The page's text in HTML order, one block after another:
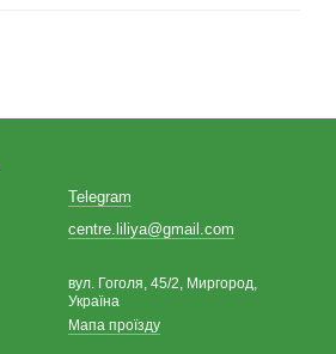
Telegram
centre.liliya@gmail.com
вул. Гоголя, 45/2, Миргород,
Україна
Мапа проїзду